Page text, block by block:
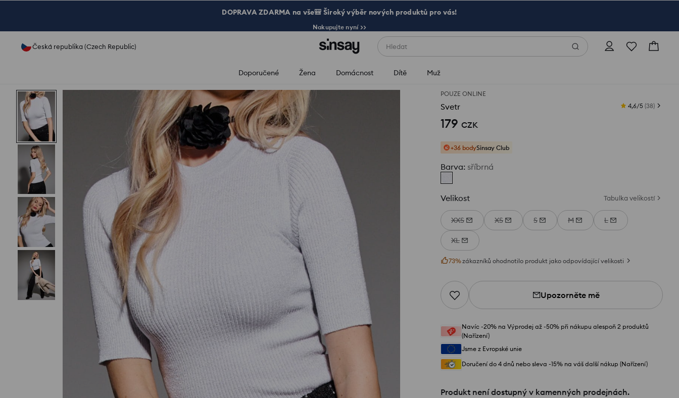
DOPRAVA ZDARMA na vše🎒 Široký výběr nových produktů pro vás!
Nakupujte nyní >>
Česká republika (Czech Republic) Hledat
Doporučené Žena Domácnost Dítě Muž
POUZE ONLINE
Svetr 4,6/5 (38)
179 CZK
+36 bodySinsay Club
Barva: sříbrná
Velikost Tabulka velikostí
XXS XS S M L
XL
73%zákazníků ohodnotilo produkt jako odpovídající velikosti
Upozorněte mě
Navíc -20% na Výprodej až -50% při nákupu alespoň 2 produktů
(Nařízení)
Jsme z Evropské unie
Doručení do 4 dnů nebo sleva -15% na váš další nákup (Nařízení)
Produkt není dostupný v kamenných prodejnách.